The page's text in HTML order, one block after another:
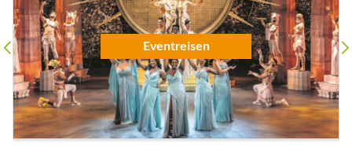
Flugreisen